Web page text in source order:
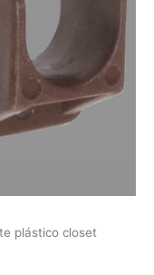
plástico closet